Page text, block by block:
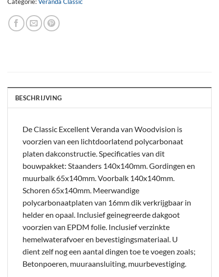
Categorie:Veranda Classic
BESCHRIJVING
De Classic Excellent Veranda van Woodvision is
voorzien van een lichtdoorlatend polycarbonaat
platen dakconstructie. Specificaties van dit
bouwpakket: Staanders 140x140mm. Gordingen en
muurbalk 65x140mm. Voorbalk 140x140mm.
Schoren 65x140mm. Meerwandige
polycarbonaatplaten van 16mm dik verkrijgbaar in
helder en opaal. Inclusief geinegreerde dakgoot
voorzien van EPDM folie. Inclusief verzinkte
hemelwaterafvoer en bevestigingsmateriaal. U
dient zelf nog een aantal dingen toe te voegen zoals;
Betonpoeren, muuraansluiting, muurbevestiging.